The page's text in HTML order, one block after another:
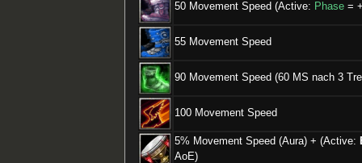
50 Movement Speed (Active: Phase =
55 Movement Speed
90 Movement Speed (60 MS nach 3
100 Movement Speed
5% Movement Speed (Aura) + (Active:
AoE)